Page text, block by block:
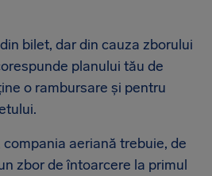
bilet, dar din cauza zborului
planului tău de
o rambursare și pentru
aeriană trebuie, de
zbor de întoarcere la primul